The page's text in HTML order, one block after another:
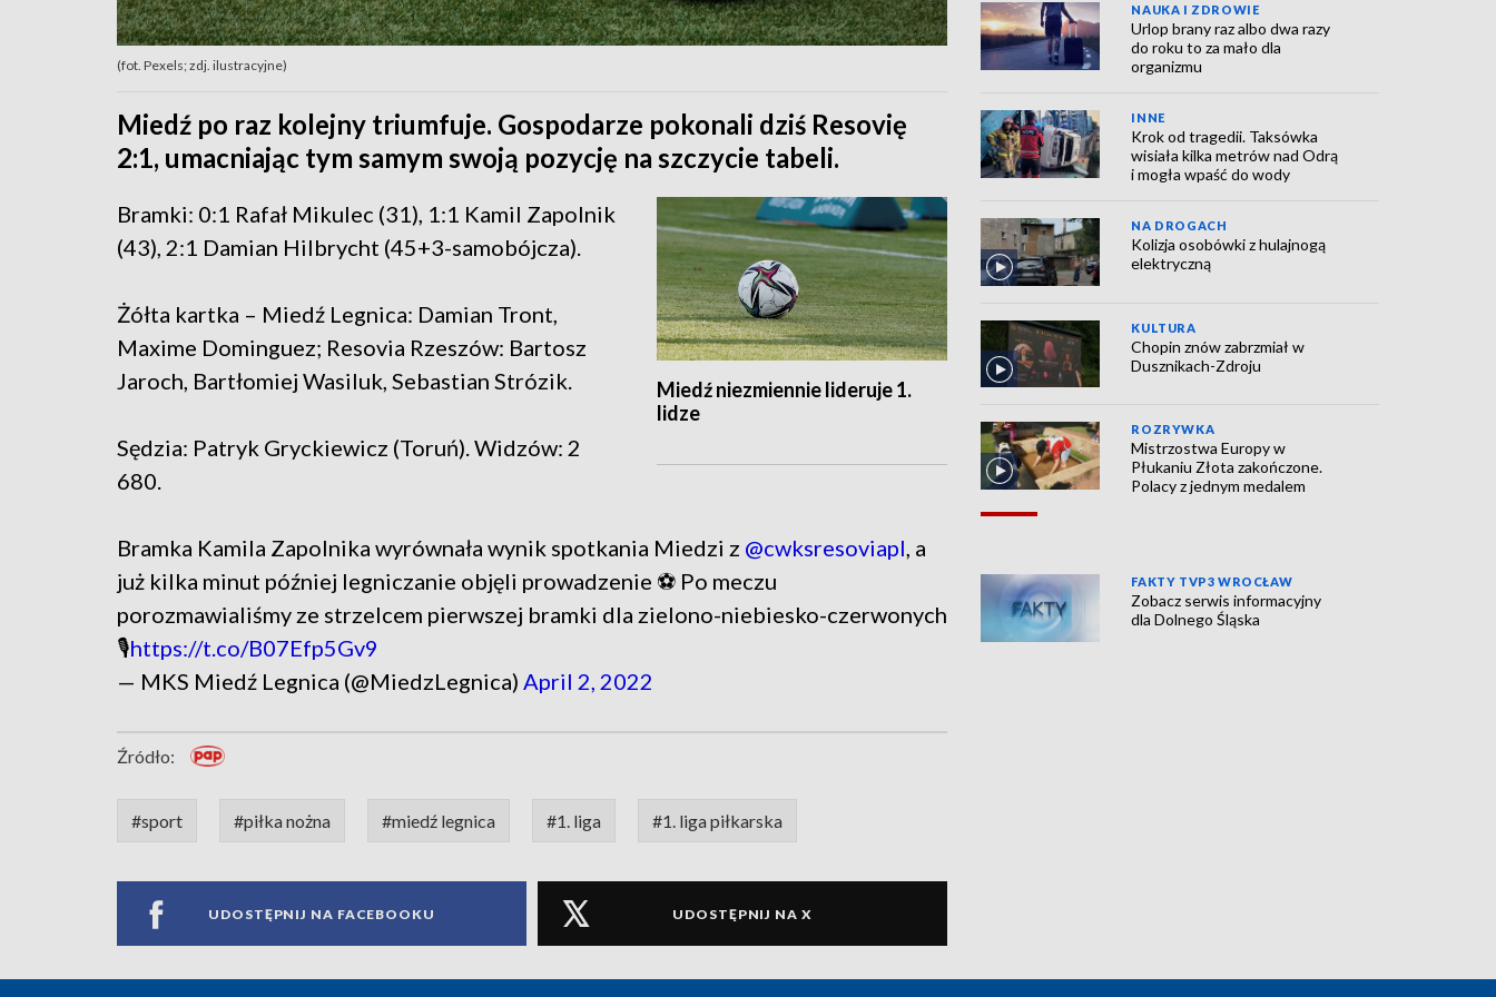
(fot. Pexels; zdj. ilustracyjne)
Miedź po raz kolejny triumfuje. Gospodarze pokonali dziś Resovię
2:1, umacniając tym samym swoją pozycję na szczycie tabeli.
Miedź niezmiennie lideruje 1.
lidze
Bramki: 0:1 Rafał Mikulec (31), 1:1 Kamil Zapolnik
(43), 2:1 Damian Hilbrycht (45+3-samobójcza).
Żółta kartka – Miedź Legnica: Damian Tront,
Maxime Dominguez; Resovia Rzeszów: Bartosz
Jaroch, Bartłomiej Wasiluk, Sebastian Strózik.
Sędzia: Patryk Gryckiewicz (Toruń). Widzów: 2
680.
Bramka Kamila Zapolnika wyrównała wynik spotkania Miedzi z @cwksresoviapl, a
już kilka minut później legniczanie objęli prowadzenie ⚽️ Po meczu
porozmawialiśmy ze strzelcem pierwszej bramki dla zielono-niebiesko-czerwonych
🎙️https://t.co/B07Efp5Gv9
— MKS Miedź Legnica (@MiedzLegnica) April 2, 2022
Źródło:
#sport #piłka nożna #miedź legnica #1. liga #1. liga piłkarska
UDOSTĘPNIJ NA FACEBOOKU UDOSTĘPNIJ NA X
NAUKA I ZDROWIE
Urlop brany raz albo dwa razy
do roku to za mało dla
organizmu
INNE
Krok od tragedii. Taksówka
wisiała kilka metrów nad Odrą
i mogła wpaść do wody
NA DROGACH
Kolizja osobówki z hulajnogą
elektryczną
KULTURA
Chopin znów zabrzmiał w
Dusznikach-Zdroju
ROZRYWKA
Mistrzostwa Europy w
Płukaniu Złota zakończone.
Polacy z jednym medalem
FAKTY TVP3 WROCŁAW
Zobacz serwis informacyjny
dla Dolnego Śląska